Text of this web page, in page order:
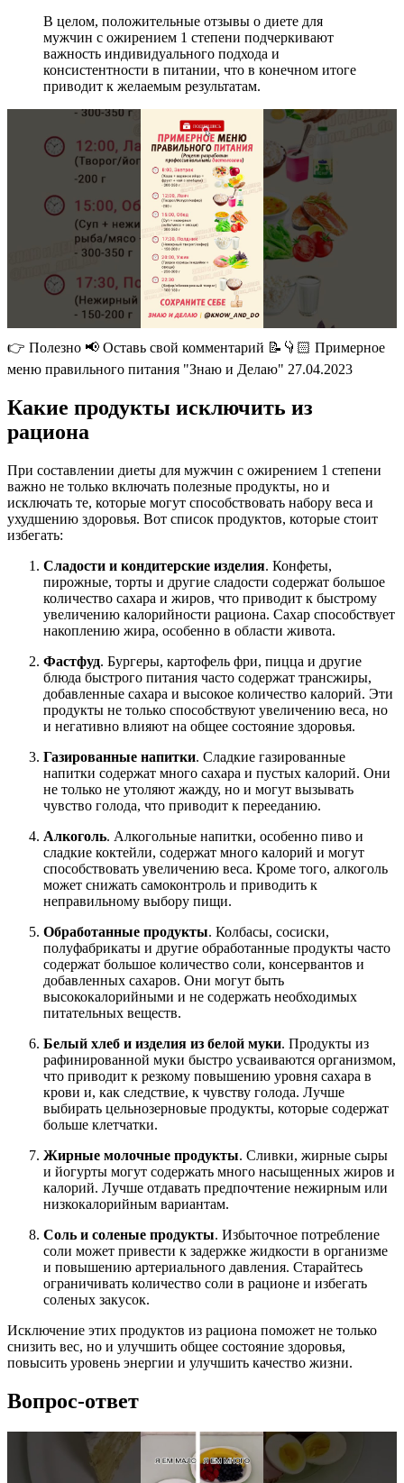
В целом, положительные отзывы о диете для
мужчин с ожирением 1 степени подчеркивают
важность индивидуального подхода и
консистентности в питании, что в конечном итоге
приводит к желаемым результатам.
👉 Полезно 📢 Оставь свой комментарий 📝👇🏻 Примерное
меню правильного питания "Знаю и Делаю" 27.04.2023
Какие продукты исключить из
рациона
При составлении диеты для мужчин с ожирением 1 степени
важно не только включать полезные продукты, но и
исключать те, которые могут способствовать набору веса и
ухудшению здоровья. Вот список продуктов, которые стоит
избегать:
Сладости и кондитерские изделия. Конфеты,
пирожные, торты и другие сладости содержат большое
количество сахара и жиров, что приводит к быстрому
увеличению калорийности рациона. Сахар способствует
накоплению жира, особенно в области живота.
Фастфуд. Бургеры, картофель фри, пицца и другие
блюда быстрого питания часто содержат трансжиры,
добавленные сахара и высокое количество калорий. Эти
продукты не только способствуют увеличению веса, но
и негативно влияют на общее состояние здоровья.
Газированные напитки. Сладкие газированные
напитки содержат много сахара и пустых калорий. Они
не только не утоляют жажду, но и могут вызывать
чувство голода, что приводит к перееданию.
Алкоголь. Алкогольные напитки, особенно пиво и
сладкие коктейли, содержат много калорий и могут
способствовать увеличению веса. Кроме того, алкоголь
может снижать самоконтроль и приводить к
неправильному выбору пищи.
Обработанные продукты. Колбасы, сосиски,
полуфабрикаты и другие обработанные продукты часто
содержат большое количество соли, консервантов и
добавленных сахаров. Они могут быть
высококалорийными и не содержать необходимых
питательных веществ.
Белый хлеб и изделия из белой муки. Продукты из
рафинированной муки быстро усваиваются организмом,
что приводит к резкому повышению уровня сахара в
крови и, как следствие, к чувству голода. Лучше
выбирать цельнозерновые продукты, которые содержат
больше клетчатки.
Жирные молочные продукты. Сливки, жирные сыры
и йогурты могут содержать много насыщенных жиров и
калорий. Лучше отдавать предпочтение нежирным или
низкокалорийным вариантам.
Соль и соленые продукты. Избыточное потребление
соли может привести к задержке жидкости в организме
и повышению артериального давления. Старайтесь
ограничивать количество соли в рационе и избегать
соленых закусок.
Исключение этих продуктов из рациона поможет не только
снизить вес, но и улучшить общее состояние здоровья,
повысить уровень энергии и улучшить качество жизни.
Вопрос-ответ